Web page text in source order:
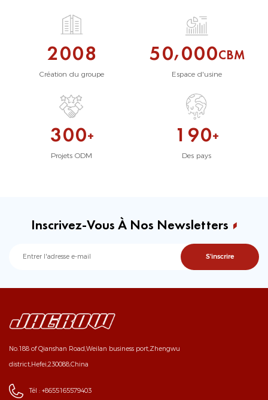
2008
Création du groupe
50,000CBM
Espace d'usine
300+
Projets ODM
1 90+
Des pays
Inscrivez-Vous À Nos Newsletters
No.188 of Qianshan Road,Weilan business port,Zhengwu
district,Hefei,230088,China
Tél : +8655165579403